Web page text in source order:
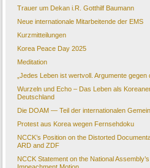
Trauer um Dekan i.R. Gotthilf Baumann
Neue internationale Mitarbeitende der EMS
Kurzmitteilungen
Korea Peace Day 2025
Meditation
„Jedes Leben ist wertvoll. Argumente gegen
Wurzeln und Echo – Das Leben als
Deutschland
Die DOAM — Teil der internationalen
Protest aus Korea wegen Fernsehdoku
NCCK’s Position on the Distorted
ARD and ZDF
NCCK Statement on the National